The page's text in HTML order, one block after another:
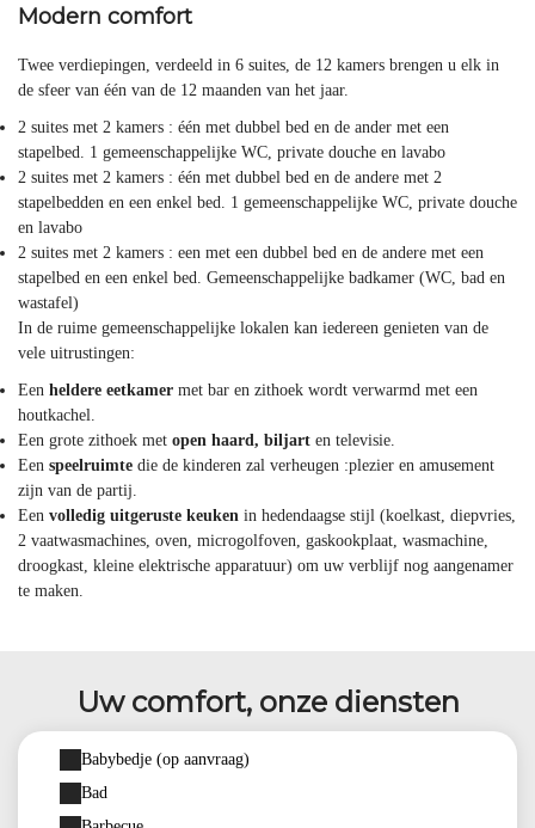
Modern comfort
Twee verdiepingen, verdeeld in 6 suites, de 12 kamers brengen u elk in
de sfeer van één van de 12 maanden van het jaar.
2 suites met 2 kamers : één met dubbel bed en de ander met een
stapelbed. 1 gemeenschappelijke WC, private douche en lavabo
2 suites met 2 kamers : één met dubbel bed en de andere met 2
stapelbedden en een enkel bed. 1 gemeenschappelijke WC, private douche
en lavabo
2 suites met 2 kamers : een met een dubbel bed en de andere met een
stapelbed en een enkel bed. Gemeenschappelijke badkamer (WC, bad en
wastafel)
In de ruime gemeenschappelijke lokalen kan iedereen genieten van de
vele uitrustingen:
Een heldere eetkamer met bar en zithoek wordt verwarmd met een
houtkachel.
Een grote zithoek met open haard, biljart en televisie.
Een speelruimte die de kinderen zal verheugen :plezier en amusement
zijn van de partij.
Een volledig uitgeruste keuken in hedendaagse stijl (koelkast, diepvries,
2 vaatwasmachines, oven, microgolfoven, gaskookplaat, wasmachine,
droogkast, kleine elektrische apparatuur) om uw verblijf nog aangenamer
te maken.
Uw comfort, onze diensten
Babybedje (op aanvraag)
Bad